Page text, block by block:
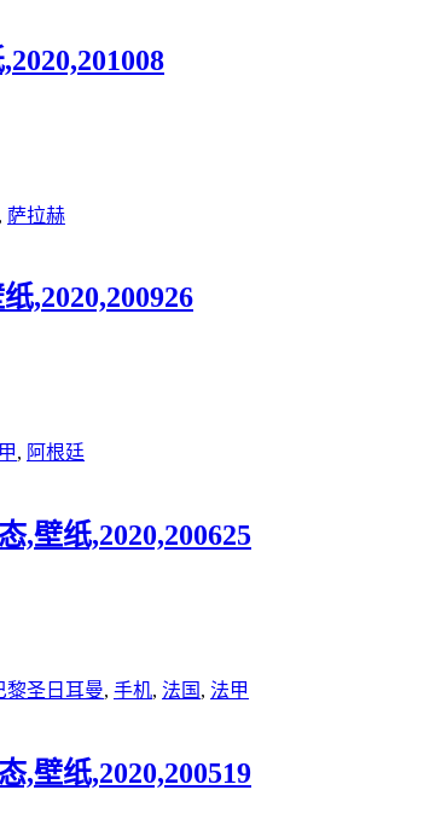
, 萨拉赫
,2020,200926
, 阿根廷
,壁纸,2020,200625
黎圣日耳曼, 手机, 法国 , 法甲
,壁纸,2020,200519